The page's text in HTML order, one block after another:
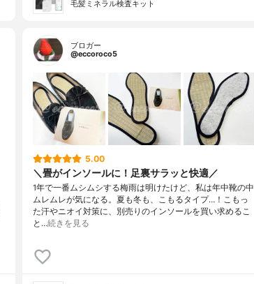
毛髪ミネラル検査キット
ブロガー
@eccoroco5
5.00
＼畳がインソールに！足裏サラッと快適／
1年で一番ムシムシする梅雨は明けたけど、私は年中靴の中
ムレムレが気になる。夏も冬も、こもるタイプ…！こもっ
た汗やニオイ対策に、別売りのインソールを買い求めるこ
と…続きを見る